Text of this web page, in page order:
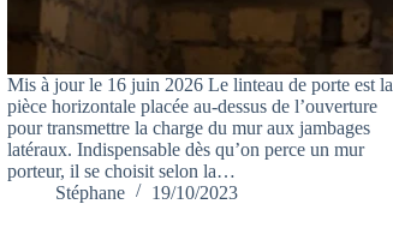
Mis à jour le 16 juin 2026 Le linteau de porte est la
pièce horizontale placée au-dessus de l’ouverture
pour transmettre la charge du mur aux jambages
latéraux. Indispensable dès qu’on perce un mur
porteur, il se choisit selon la…
Stéphane
19/10/2023